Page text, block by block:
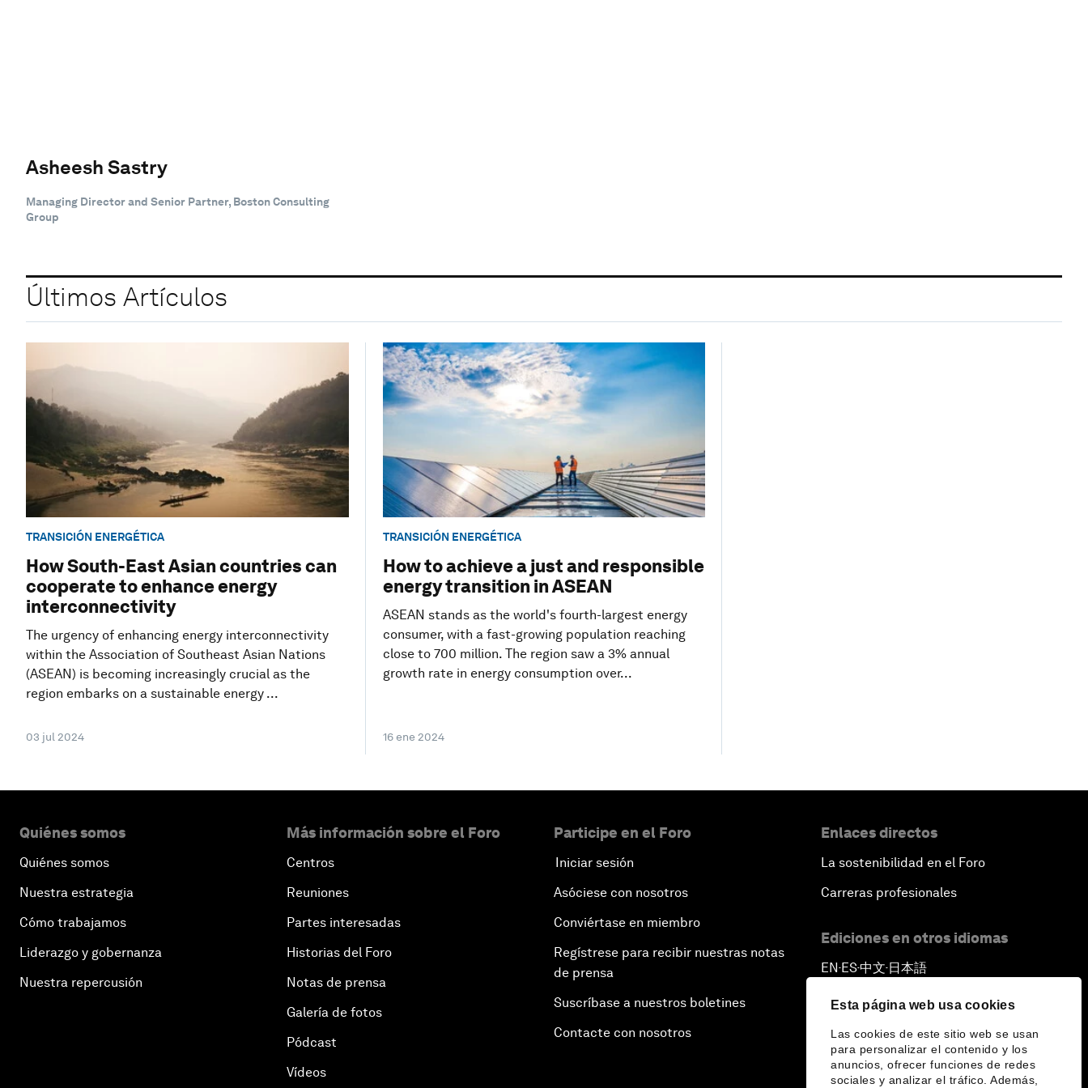
Esta página web usa cookies
Las cookies de este sitio web se usan
para personalizar el contenido y los
anuncios, ofrecer funciones de redes
sociales y analizar el tráfico. Además,
Asheesh Sastry
Managing Director and Senior Partner, Boston Consulting
Group
Últimos Artículos
TRANSICIÓN ENERGÉTICA
How South-East Asian countries can
cooperate to enhance energy
interconnectivity
The urgency of enhancing energy interconnectivity
within the Association of Southeast Asian Nations
(ASEAN) is becoming increasingly crucial as the
region embarks on a sustainable energy ...
03 jul 2024
TRANSICIÓN ENERGÉTICA
How to achieve a just and responsible
energy transition in ASEAN
ASEAN stands as the world's fourth-largest energy
consumer, with a fast-growing population reaching
close to 700 million. The region saw a 3% annual
growth rate in energy consumption over...
16 ene 2024
Quiénes somos
Quiénes somos
Nuestra estrategia
Cómo trabajamos
Liderazgo y gobernanza
Nuestra repercusión
Más información sobre el Foro
Centros
Reuniones
Partes interesadas
Historias del Foro
Notas de prensa
Galería de fotos
Pódcast
Vídeos
Participe en el Foro
Iniciar sesión
Asóciese con nosotros
Conviértase en miembro
Regístrese para recibir nuestras notas
de prensa
Suscríbase a nuestros boletines
Contacte con nosotros
Enlaces directos
La sostenibilidad en el Foro
Carreras profesionales
Ediciones en otros idiomas
EN ▪ ES▪中文▪ 日本語